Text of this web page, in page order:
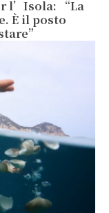
l’Isola: “La
È il posto